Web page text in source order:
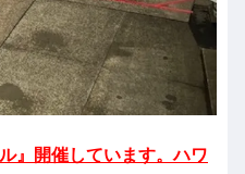
』開催しています。ハワ